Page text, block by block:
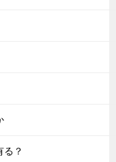
る？